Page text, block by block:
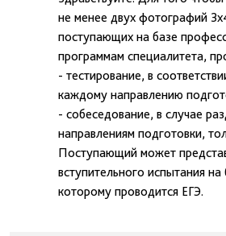
не менее двух фотографий
поступающих на базе
программам специалитета,
- тестирование, в
каждому направлению
- собеседование, в случае
направлениям подготовки,
Поступающий может
вступительного испытания
которому проводится ЕГЭ.